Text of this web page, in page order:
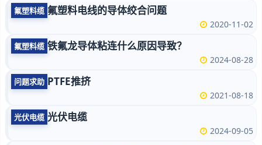
氟塑料缆 氟塑料电线的导体绞合问题
2020-11-02
氟塑料缆 铁氟龙导体粘连什么原因导致？
2024-08-28
问题求助 PTFE推挤
2021-08-18
光伏电缆 光伏电缆
2024-09-05